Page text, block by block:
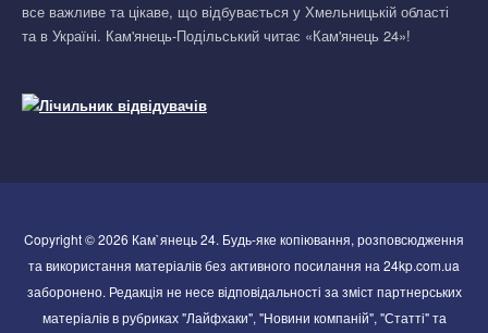
все важливе та цікаве, що відбувається у Хмельницькій області
та в Україні. Кам'янець-Подільський читає «Кам'янець 24»!
Copyright © 2026 Кам`янець 24. Будь-яке копіювання, розповсюдження
та використання матеріалів без активного посилання на 24kp.com.ua
заборонено. Редакція не несе відповідальності за зміст партнерських
матеріалів в рубриках "Лайфхаки", "Новини компаній", "Статті" та